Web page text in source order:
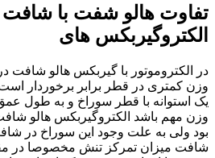
تفاوت هالو شفت با
الکتروگیربکس های
در الکتروموتور با گیربکس هالو شافت
وزن کمتری در قطر برابر برخوردار
یک استوانه با قطر سوراخ و به طول
وزن مهم باشد الکتروگیربکس هالو
بود ولی به علت وجود این سوراخ در
شافت میزان تمرکز تنش مخصوصا در